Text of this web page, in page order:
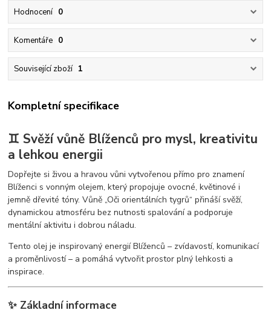
Hodnocení 0
Komentáře 0
Související zboží 1
Kompletní specifikace
♊ Svěží vůně Blíženců pro mysl, kreativitu
a lehkou energii
Dopřejte si živou a hravou vůni vytvořenou přímo pro znamení
Blíženci s vonným olejem, který propojuje ovocné, květinové i
jemně dřevité tóny. Vůně „Oči orientálních tygrů“ přináší svěží,
dynamickou atmosféru bez nutnosti spalování a podporuje
mentální aktivitu i dobrou náladu.
Tento olej je inspirovaný energií Blíženců – zvídavostí, komunikací
a proměnlivostí – a pomáhá vytvořit prostor plný lehkosti a
inspirace.
✨ Základní informace